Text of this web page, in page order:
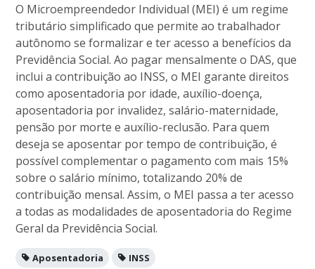
O Microempreendedor Individual (MEI) é um regime
tributário simplificado que permite ao trabalhador
autônomo se formalizar e ter acesso a benefícios da
Previdência Social. Ao pagar mensalmente o DAS, que
inclui a contribuição ao INSS, o MEI garante direitos
como aposentadoria por idade, auxílio-doença,
aposentadoria por invalidez, salário-maternidade,
pensão por morte e auxílio-reclusão. Para quem
deseja se aposentar por tempo de contribuição, é
possível complementar o pagamento com mais 15%
sobre o salário mínimo, totalizando 20% de
contribuição mensal. Assim, o MEI passa a ter acesso
a todas as modalidades de aposentadoria do Regime
Geral da Previdência Social.
Aposentadoria INSS